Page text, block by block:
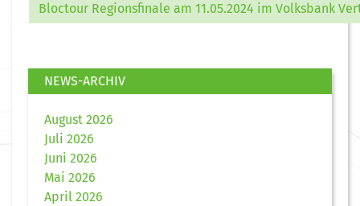
Bloctour Regionsfinale am 11.05.2024 im Volksbank
NEWS-ARCHIV
August 2026
Juli 2026
Juni 2026
Mai 2026
April 2026